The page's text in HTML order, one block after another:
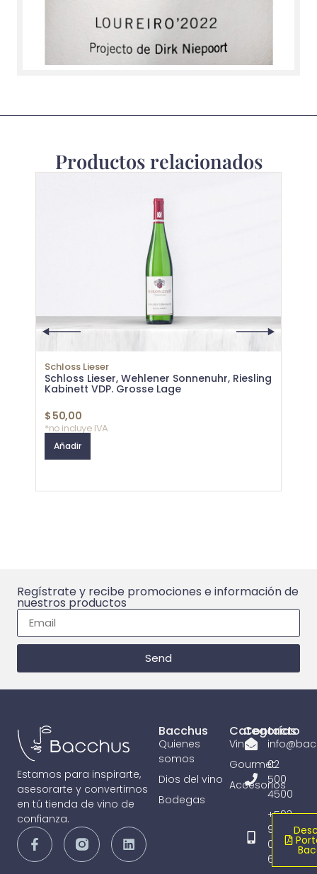
Productos relacionados
Schloss Lieser
Schloss Lieser, Wehlener Sonnenuhr, Riesling
Kabinett VDP. Grosse Lage
$ 50,00
*no incluye IVA
Añadir
Regístrate y recibe promociones e información de
nuestros productos
Send
Estamos para inspirarte,
asesorarte y convertirnos
en tú tienda de vino de
confianza.
Bacchus
Quienes
somos
Dios del vino
Bodegas
Categorías
Vinos
Gourmet
Accesorios
Contacto
02
500
4500
+593
98
065
6836